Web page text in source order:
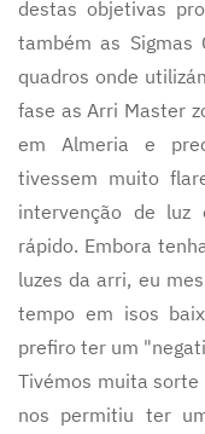
destas objetivas
também as Sigmas
quadros onde
fase as Arri Master
em Almeria e
tivessem muito
intervenção de
rápido. Embora
luzes da arri, eu
tempo em isos
prefiro ter um
Tivémos muita sorte
nos permitiu ter